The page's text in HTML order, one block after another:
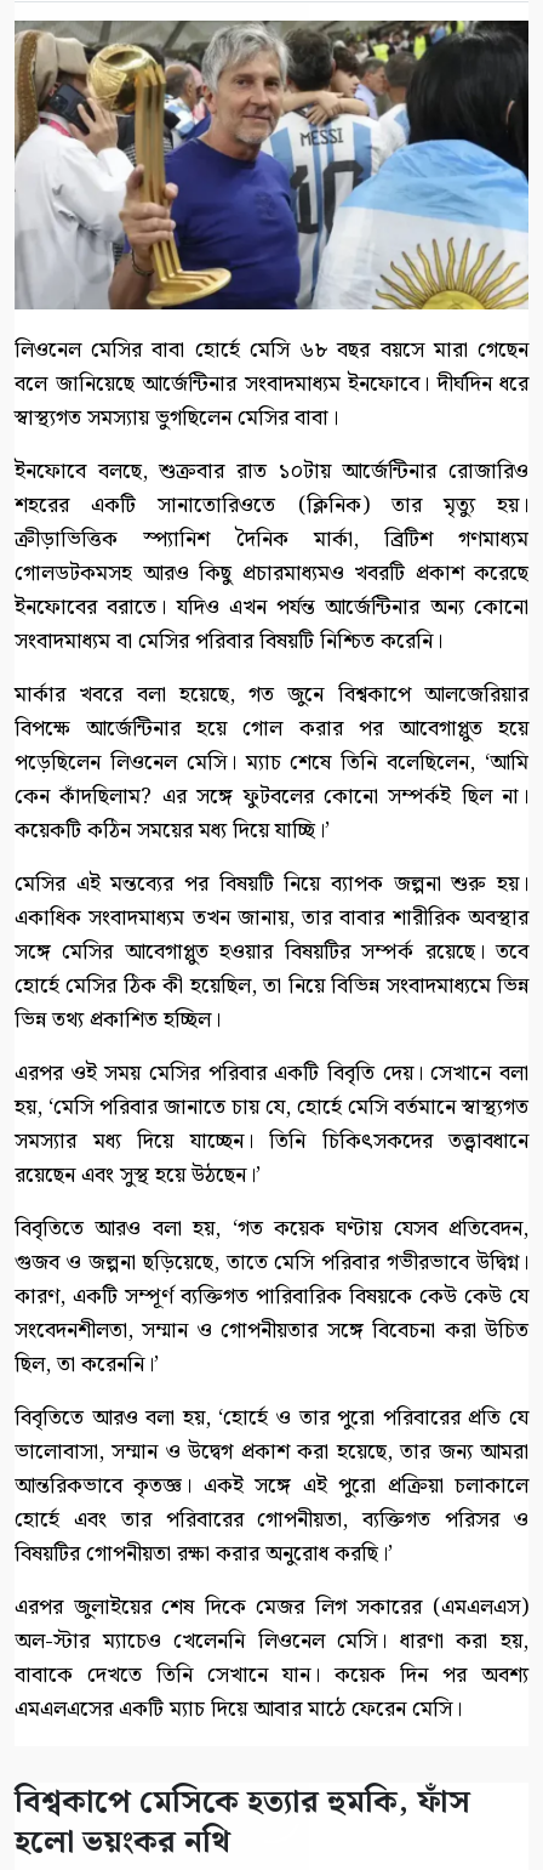
লিওনেল মেসির বাবা হোর্হে মেসি ৬৮ বছর বয়সে মারা গেছেন
বলে জানিয়েছে আর্জেন্টিনার সংবাদমাধ্যম ইনফোবে। দীর্ঘদিন ধরে
স্বাস্থ্যগত সমস্যায় ভুগছিলেন মেসির বাবা।
ইনফোবে বলছে, শুক্রবার রাত ১০টায় আর্জেন্টিনার রোজারিও
শহরের একটি সানাতোরিওতে (ক্লিনিক) তার মৃত্যু হয়।
ক্রীড়াভিত্তিক স্প্যানিশ দৈনিক মার্কা, ব্রিটিশ গণমাধ্যম
গোলডটকমসহ আরও কিছু প্রচারমাধ্যমও খবরটি প্রকাশ করেছে
ইনফোবের বরাতে। যদিও এখন পর্যন্ত আর্জেন্টিনার অন্য কোনো
সংবাদমাধ্যম বা মেসির পরিবার বিষয়টি নিশ্চিত করেনি।
মার্কার খবরে বলা হয়েছে, গত জুনে বিশ্বকাপে আলজেরিয়ার
বিপক্ষে আর্জেন্টিনার হয়ে গোল করার পর আবেগাপ্লুত হয়ে
পড়েছিলেন লিওনেল মেসি। ম্যাচ শেষে তিনি বলেছিলেন, ‘আমি
কেন কাঁদছিলাম? এর সঙ্গে ফুটবলের কোনো সম্পর্কই ছিল না।
কয়েকটি কঠিন সময়ের মধ্য দিয়ে যাচ্ছি।’
মেসির এই মন্তব্যের পর বিষয়টি নিয়ে ব্যাপক জল্পনা শুরু হয়।
একাধিক সংবাদমাধ্যম তখন জানায়, তার বাবার শারীরিক অবস্থার
সঙ্গে মেসির আবেগাপ্লুত হওয়ার বিষয়টির সম্পর্ক রয়েছে। তবে
হোর্হে মেসির ঠিক কী হয়েছিল, তা নিয়ে বিভিন্ন সংবাদমাধ্যমে ভিন্ন
ভিন্ন তথ্য প্রকাশিত হচ্ছিল।
এরপর ওই সময় মেসির পরিবার একটি বিবৃতি দেয়। সেখানে বলা
হয়, ‘মেসি পরিবার জানাতে চায় যে, হোর্হে মেসি বর্তমানে স্বাস্থ্যগত
সমস্যার মধ্য দিয়ে যাচ্ছেন। তিনি চিকিৎসকদের তত্ত্বাবধানে
রয়েছেন এবং সুস্থ হয়ে উঠছেন।’
বিবৃতিতে আরও বলা হয়, ‘গত কয়েক ঘণ্টায় যেসব প্রতিবেদন,
গুজব ও জল্পনা ছড়িয়েছে, তাতে মেসি পরিবার গভীরভাবে উদ্বিগ্ন।
কারণ, একটি সম্পূর্ণ ব্যক্তিগত পারিবারিক বিষয়কে কেউ কেউ যে
সংবেদনশীলতা, সম্মান ও গোপনীয়তার সঙ্গে বিবেচনা করা উচিত
ছিল, তা করেননি।’
বিবৃতিতে আরও বলা হয়, ‘হোর্হে ও তার পুরো পরিবারের প্রতি যে
ভালোবাসা, সম্মান ও উদ্বেগ প্রকাশ করা হয়েছে, তার জন্য আমরা
আন্তরিকভাবে কৃতজ্ঞ। একই সঙ্গে এই পুরো প্রক্রিয়া চলাকালে
হোর্হে এবং তার পরিবারের গোপনীয়তা, ব্যক্তিগত পরিসর ও
বিষয়টির গোপনীয়তা রক্ষা করার অনুরোধ করছি।’
এরপর জুলাইয়ের শেষ দিকে মেজর লিগ সকারের (এমএলএস)
অল-স্টার ম্যাচেও খেলেননি লিওনেল মেসি। ধারণা করা হয়,
বাবাকে দেখতে তিনি সেখানে যান। কয়েক দিন পর অবশ্য
এমএলএসের একটি ম্যাচ দিয়ে আবার মাঠে ফেরেন মেসি।
বিশ্বকাপে মেসিকে হত্যার হুমকি, ফাঁস
হলো ভয়ংকর নথি